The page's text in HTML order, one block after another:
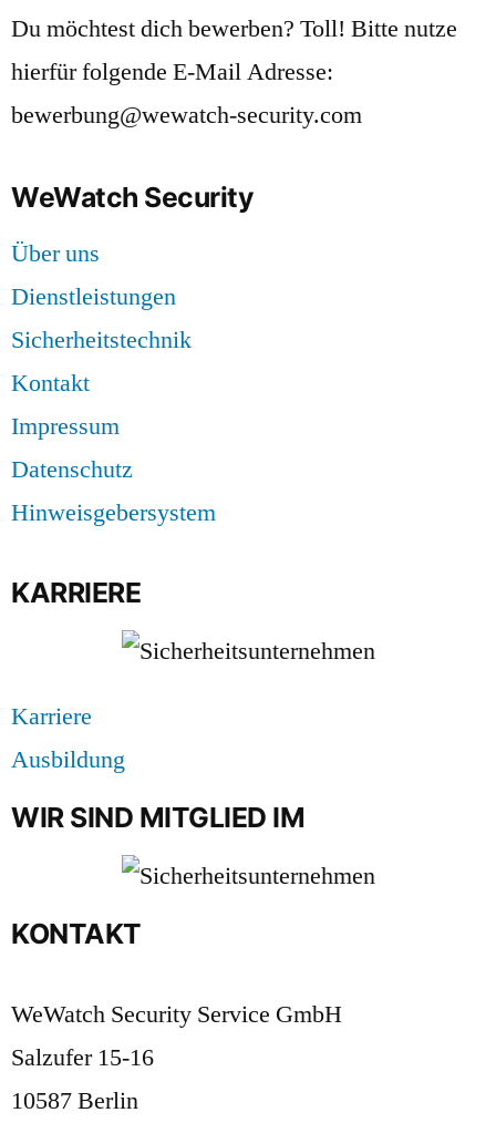
Du möchtest dich bewerben? Toll! Bitte nutze
hierfür folgende E-Mail Adresse:
bewerbung@wewatch-security.com
WeWatch Security
Über uns
Dienstleistungen
Sicherheitstechnik
Kontakt
Impressum
Datenschutz
Hinweisgebersystem
KARRIERE
Karriere
Ausbildung
WIR SIND MITGLIED IM
KONTAKT
WeWatch Security Service GmbH
Salzufer 15-16
10587 Berlin